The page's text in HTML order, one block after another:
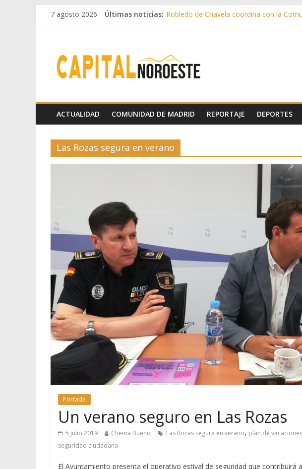
7 agosto 2026 Últimas noticias: Robledo de Chavela coordina con la
Guadarrama presenta el cartel para su
ACTUALIDAD COMUNIDAD DE MADRID REPORTAJE DEPORTES
Las Rozas segura en verano
Portada
Un verano seguro en Las Rozas
5 julio 2019 Chema Bueno Las Rozas segura en verano, plan de
seguridad ciudadana
El Ayuntamiento presenta el operativo estival de seguridad que contribuirá